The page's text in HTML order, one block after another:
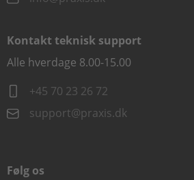
Kontakt teknisk support
Alle hverdage 8.00-15.00
+45 70 23 26 72
support@praxis.dk
Følg os